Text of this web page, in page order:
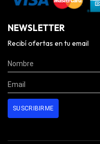
NEWSLETTER
Recibí ofertas en tu email